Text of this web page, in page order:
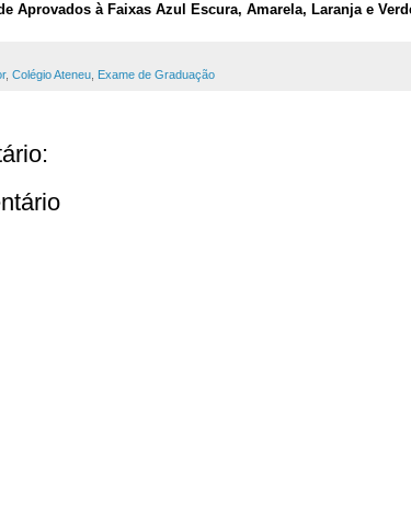
Aprovados à Faixas Azul Escura, Amarela, Laranja e
, Colégio Ateneu Exame de Graduação